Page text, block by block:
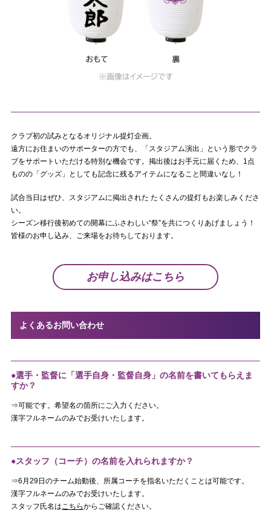
クラブ初の試みとなるオリジナル提灯企画。
遠方にお住まいのサポーターの方でも、「スタジアム演出」という形でクラ
ブをサポートいただける特別な機会です。掲出後はお手元に届くため、1点
ものの「グッズ」としても記念に残るアイテムになること間違いなし！
試合当日はぜひ、スタジアムに掲出された たくさんの提灯もお楽しみくださ
い。
シーズン移行後初めての開幕にふさわしい“祭”を共につくりあげましょう！
皆様のお申し込み、ご来場をお待ちしております。
お申し込みはこちら
よくあるお問い合わせ
●選手・監督に「選手自身・監督自身」の名前を書いてもらえま
すか？
⇒可能です。希望名の箇所にご入力ください。
漢字フルネームのみでお受けいたします。
●スタッフ（コーチ）の名前を入れられますか？
⇒6月29日のチーム始動後、所属コーチを指名いただくことは可能です。
漢字フルネームのみでお受けいたします。
スタッフ氏名はこちらからご確認ください。